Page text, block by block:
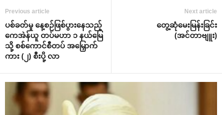
Previous article
ပစ်ခတ်မှု ‌နေ့စဉ်ဖြစ်ပွား‌နေသည့်
‌ကေအဲန်ယူ တပ်မဟာ ၁ နယ်‌မြေ
သို့ စစ်‌ကောင်စီတပ် အ‌မြှောက်
ကား (၂) စီးပို့ လာ
Next article
‌တွေ့ဆုံ‌မေးမြန်းခြင်း
(အင်တာဗျူး)